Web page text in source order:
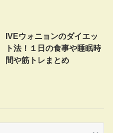
IVEウォニョンのダイエッ
ト法！１日の食事や睡眠時
間や筋トレまとめ